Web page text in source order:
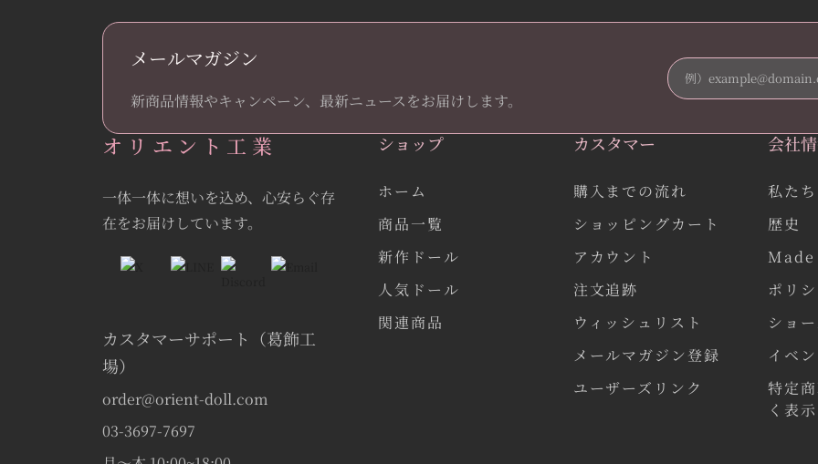
メールマガジン
新商品情報やキャンペーン、最新ニュースをお届けします。
オリエント工業
一体一体に想いを込め、心安らぐ存
在をお届けしています。
カスタマーサポート（葛飾工
場）
order@orient-doll.com
03-3697-7697
ショップ
ホーム
商品一覧
新作ドール
人気ドール
関連商品
カスタマー
購入までの流れ
ショッピングカート
アカウント
注文追跡
ウィッシュリスト
メールマガジン登録
ユーザーズリンク
会社
私た
歴史
ポリ
ショ
イベ
特定
く表示